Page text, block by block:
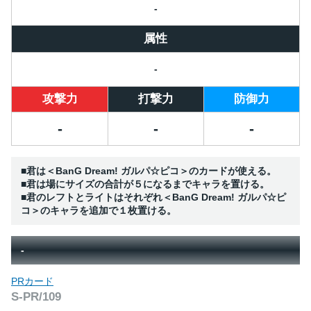
-
属性
-
攻撃力 打撃力 防御力
- - -
■君は＜BanG Dream! ガルパ☆ピコ＞のカードが使える。
■君は場にサイズの合計が５になるまでキャラを置ける。
■君のレフトとライトはそれぞれ＜BanG Dream! ガルパ☆ピ
コ＞のキャラを追加で１枚置ける。
-
PRカード
S-PR/109